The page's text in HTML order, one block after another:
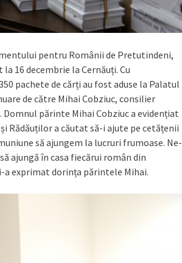
pentru Românii de Pretutindeni,
16 decembrie la Cernăuți. Cu
pachete de cărți au fost aduse la Palatul
de către Mihai Cobziuc, consilier
părinte Mihai Cobziuc a evidențiat
Rădăuților a căutat să-i ajute pe cetățenii
să ajungem la lucruri frumoase. Ne-
ajungă în casa fiecărui român din
a exprimat dorința părintele Mihai.